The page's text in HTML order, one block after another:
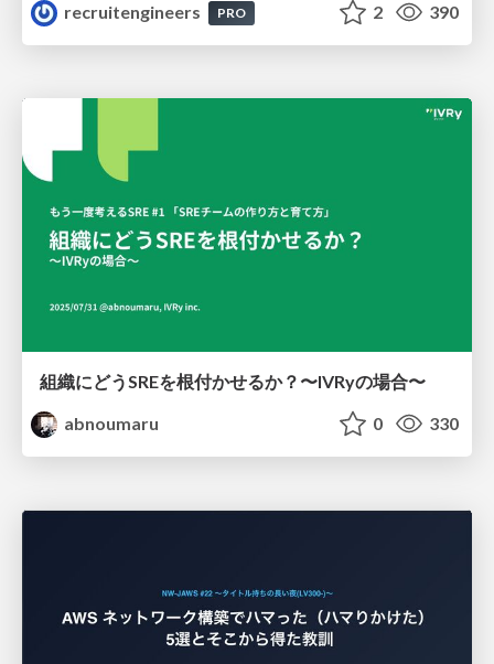
recruitengineers
PRO 2 390
組織にどうSREを根付かせるか？〜IVRyの場合〜
abnoumaru
0 330